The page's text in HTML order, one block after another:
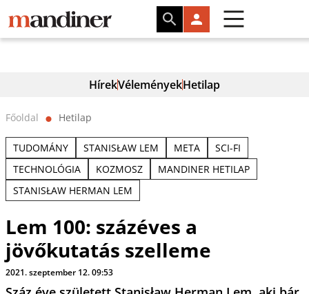
HírekVéleményekHetilap
Főoldal ⬤ Hetilap
TUDOMÁNY STANISŁAW LEM META
SCI-FI
TECHNOLÓGIA
KOZMOSZ
MANDINER HETILAP
STANISŁAW HERMAN LEM
Lem 100: százéves a
jövőkutatás szelleme
2021. szeptember 12. 09:53